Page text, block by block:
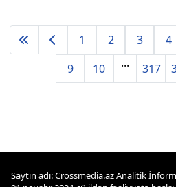
1 2 3 4
9
10 ... 317
Saytın adı: Crossmedia.az Analitik